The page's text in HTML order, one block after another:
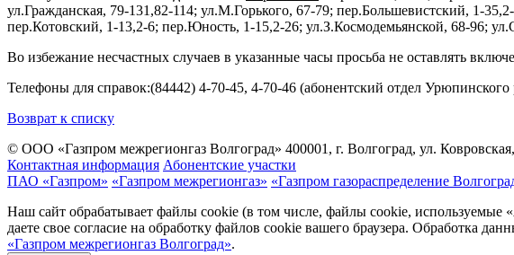
ул.Гражданская, 79-131,82-114; ул.М.Горького, 67-79; пер.Большевистский, 1-
пер.Котовский, 1-13,2-6; пер.Юность, 1-15,2-26; ул.З.Космодемьянской, 68-96;
Во избежание несчастных случаев в указанные часы просьба не оставлять
Телефоны для справок:(84442) 4-70-45, 4-70-46 (абонентский отдел Урюпинского
Возврат к списку
© ООО «Газпром межрегионгаз Волгоград» 400001, г. Волгоград, ул.
Контактная информация Абонентские участки
ПАО «Газпром» «Газпром межрегионгаз» «Газпром газораспределение
Наш сайт обрабатывает файлы cookie (в том числе, файлы cookie,
даете свое согласие на обработку файлов cookie вашего браузера. Обработка
«Газпром межрегионгаз Волгоград».